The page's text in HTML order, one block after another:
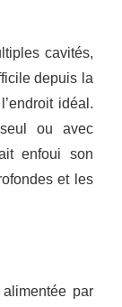
cavités,
depuis la
idéal.
ou avec
enfoui son
et les
par